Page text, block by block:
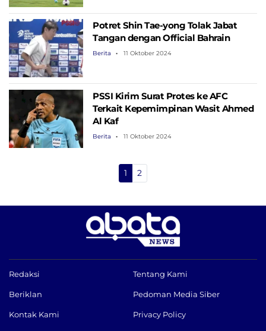
Potret Shin Tae-yong Tolak Jabat
Tangan dengan Official Bahrain
Berita 11 Oktober 2024
PSSI Kirim Surat Protes ke AFC
Terkait Kepemimpinan Wasit Ahmed
Al Kaf
Berita 11 Oktober 2024
1 2
Redaksi Tentang Kami
Beriklan Pedoman Media Siber
Kontak Kami Privacy Policy